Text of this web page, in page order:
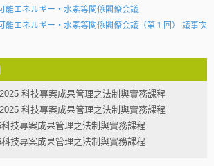
能エネルギー・水素等関係閣僚会議
能エネルギー・水素等関係閣僚会議（第１回） 議事次
2025 科技專案成果管理之法制與實務課程
2025 科技專案成果管理之法制與實務課程
科技專案成果管理之法制與實務課程
科技專案成果管理之法制與實務課程